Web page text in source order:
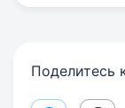
Поделитесь